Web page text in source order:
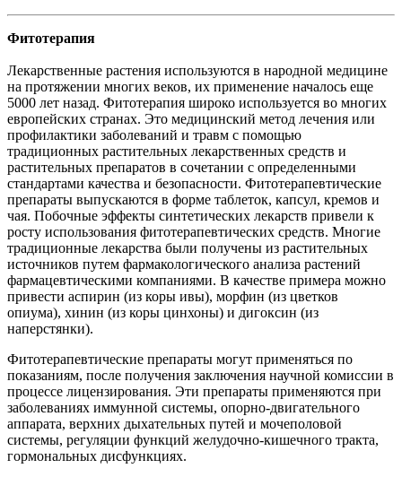
Фитотерапия
Лекарственные растения используются в народной медицине
на протяжении многих веков, их применение началось еще
5000 лет назад. Фитотерапия широко используется во многих
европейских странах. Это медицинский метод лечения или
профилактики заболеваний и травм с помощью
традиционных растительных лекарственных средств и
растительных препаратов в сочетании с определенными
стандартами качества и безопасности. Фитотерапевтические
препараты выпускаются в форме таблеток, капсул, кремов и
чая. Побочные эффекты синтетических лекарств привели к
росту использования фитотерапевтических средств. Многие
традиционные лекарства были получены из растительных
источников путем фармакологического анализа растений
фармацевтическими компаниями. В качестве примера можно
привести аспирин (из коры ивы), морфин (из цветков
опиума), хинин (из коры цинхоны) и дигоксин (из
наперстянки).
Фитотерапевтические препараты могут применяться по
показаниям, после получения заключения научной комиссии в
процессе лицензирования. Эти препараты применяются при
заболеваниях иммунной системы, опорно-двигательного
аппарата, верхних дыхательных путей и мочеполовой
системы, регуляции функций желудочно-кишечного тракта,
гормональных дисфункциях.